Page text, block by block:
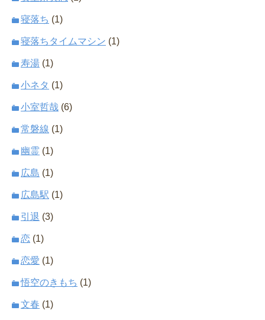
寝落ち (1)
寝落ちタイムマシン (1)
寿湯 (1)
小ネタ (1)
小室哲哉 (6)
常磐線 (1)
幽霊 (1)
広島 (1)
広島駅 (1)
引退 (3)
恋 (1)
恋愛 (1)
悟空のきもち (1)
文春 (1)